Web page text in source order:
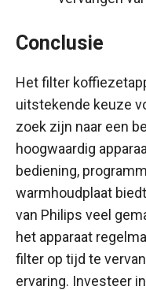
Conclusie
Het filter
uitstekende keuze
zoek zijn naar een
hoogwaardig
bediening,
warmhoudplaat
van Philips veel
het apparaat
filter op tijd te
ervaring. Investeer